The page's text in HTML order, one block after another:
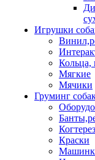
Игрушки
Кольца,
Мягкие
Мячики
Груминг
Краски